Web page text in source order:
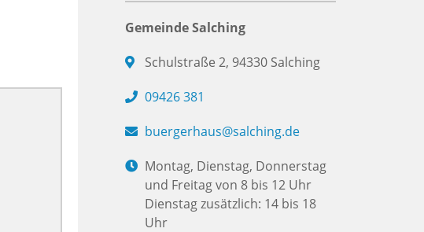
Gemeinde Salching
Schulstraße 2, 94330 Salching
09426 381
buergerhaus@salching.de
Montag, Dienstag, Donnerstag
und Freitag von 8 bis 12 Uhr
Dienstag zusätzlich: 14 bis 18
Uhr